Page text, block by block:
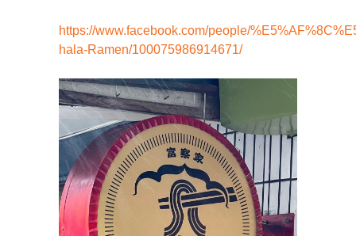
https://www.facebook.com/people/
hala-Ramen/100075986914671/